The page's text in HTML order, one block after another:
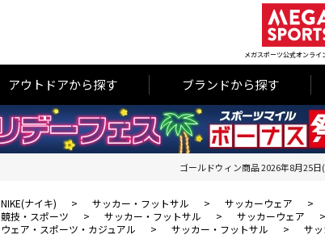
メガスポーツ公式オンライ
アウトドアから探す ブランドから探す
ゴールドウィン商品 2026年8月25
NIKE(ナイキ) > サッカー・フットサル > サッカーウェア >
競技・スポーツ > サッカー・フットサル > サッカーウェア >
ウェア・スポーツ・カジュアル > サッカー・フットサル > サ